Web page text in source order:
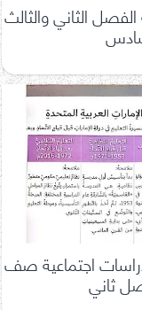
الثاني والثالث
اجتماعية صف
ثاني